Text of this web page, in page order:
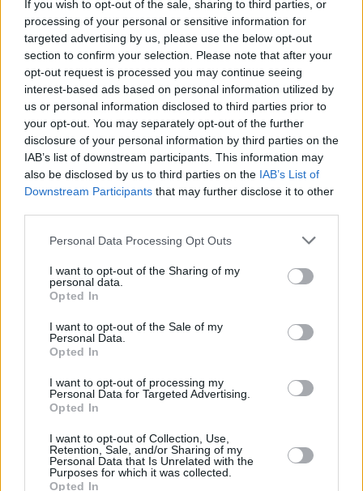
If you wish to opt-out of the sale, sharing to third parties, or
processing of your personal or sensitive information for
targeted advertising by us, please use the below opt-out
section to confirm your selection. Please note that after your
opt-out request is processed you may continue seeing
interest-based ads based on personal information utilized by
us or personal information disclosed to third parties prior to
your opt-out. You may separately opt-out of the further
disclosure of your personal information by third parties on the
IAB’s list of downstream participants. This information may
also be disclosed by us to third parties on the IAB’s List of
Downstream Participants that may further disclose it to other
Personal Data Processing Opt Outs
I want to opt-out of the Sharing of my
personal data.
Opted In
I want to opt-out of the Sale of my
Personal Data.
Opted In
I want to opt-out of processing my
Personal Data for Targeted Advertising.
Opted In
I want to opt-out of Collection, Use,
Retention, Sale, and/or Sharing of my
Personal Data that Is Unrelated with the
Purposes for which it was collected.
Opted In
01 grudnia 2025, 08:37
Nowy system rejestracji do lekarza.
Od 1 stycznia nie będziemy już
tracić czasu